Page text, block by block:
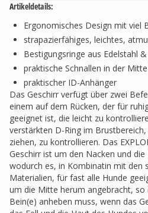
Artikeldetails:
Ergonomisches Design mit viel
strapazierfähiges, leichtes,
Bestigungsringe aus Edelstahl
praktische Schnallen in der
praktischer ID-Anhänger
Das Geschirr verfügt über zwei
einem auf dem Rücken, der für
geeignet ist, die leicht zu
verstärkten D-Ring im
ziehen, zu kontrollieren. Das
Geschirr ist um den Nacken und
wodurch es, in Kombinatin mit den
Materialien, für fast alle Hunde
um die Mitte herum angebracht, so
Bein(e) anheben muss, wenn das